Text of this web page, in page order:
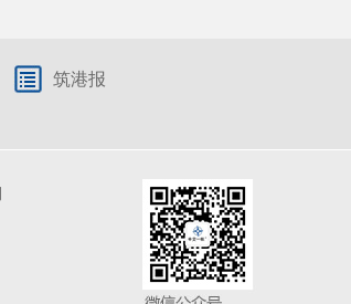
筑港报